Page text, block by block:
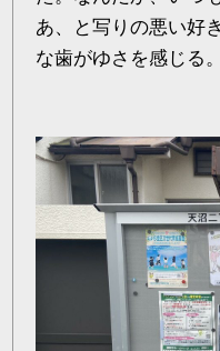
あ、と写りの悪い好
な歯がゆさを感じる。